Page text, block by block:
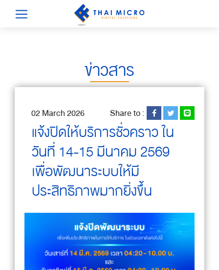
ข่าวสาร
02 March 2026 Share to :
แจ้งปิดให้บริการชั่วคราว ใน
วันที่ 14-15 มีนาคม 2569
เพื่อพัฒนาระบบให้มี
ประสิทธิภาพมากยิ่งขึ้น